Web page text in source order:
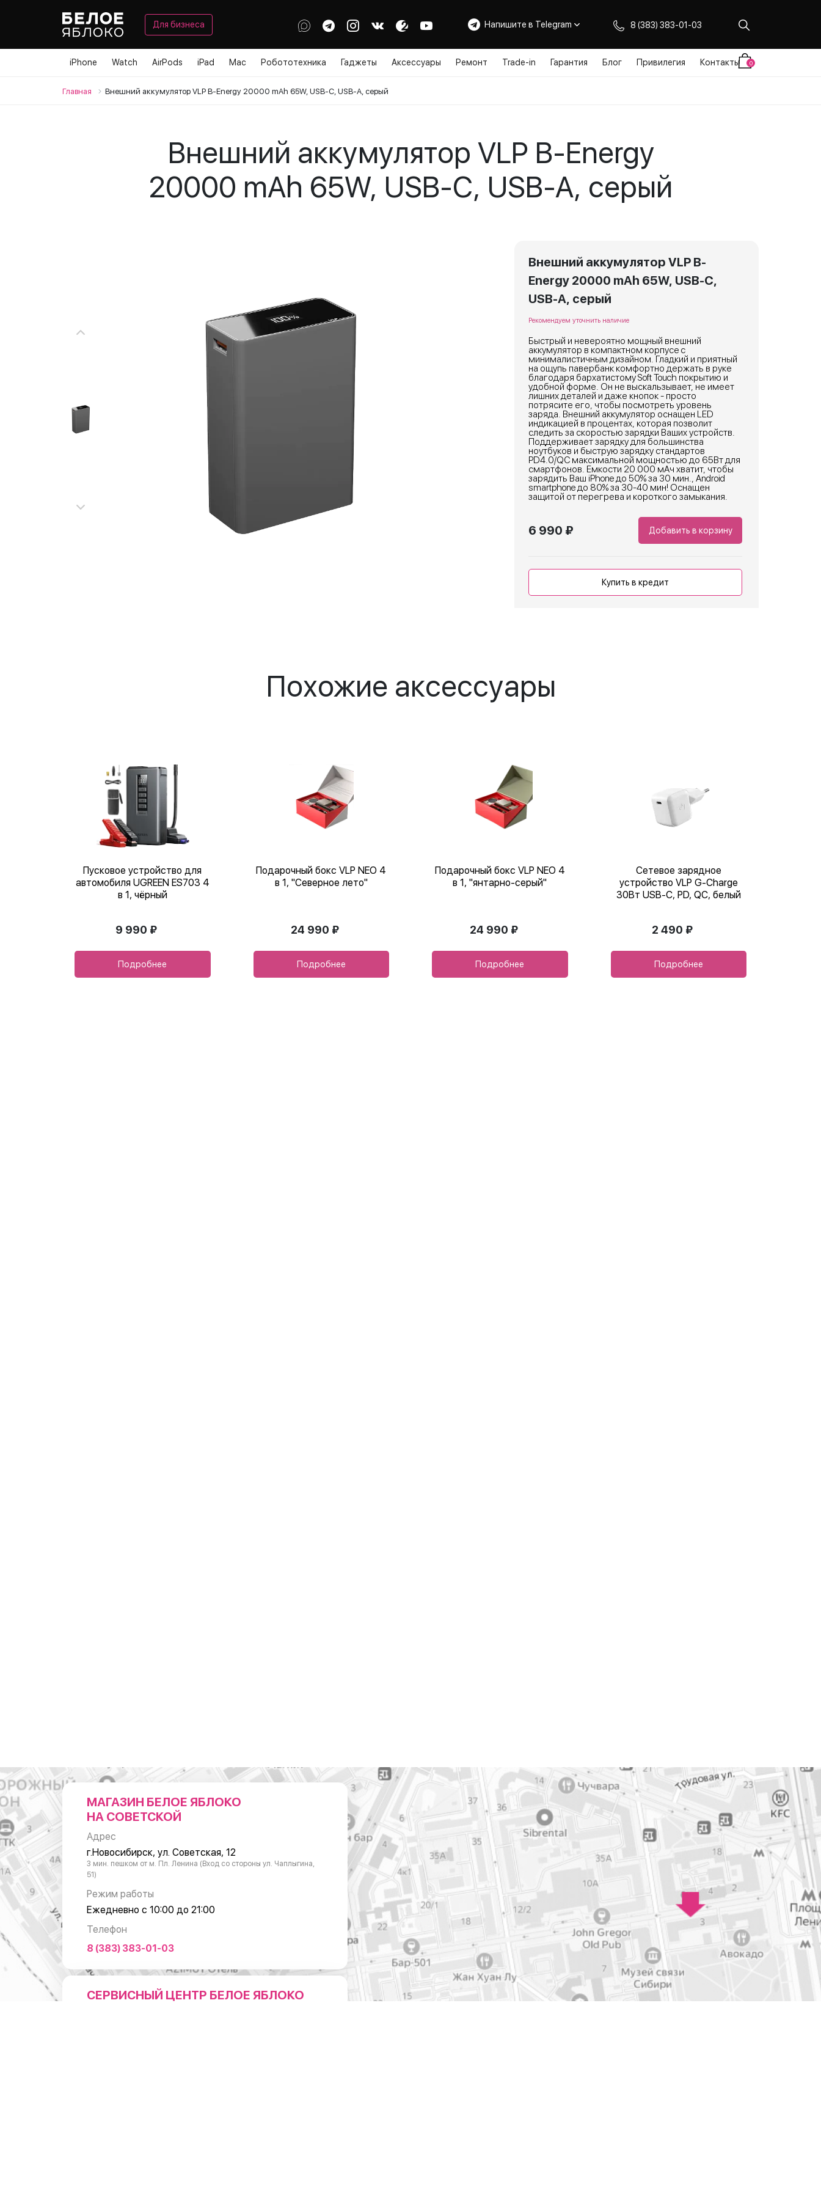
Для бизнеса Напишите в Telegram 8 (383) 383-01-03
iPhone Watch AirPods iPad Mac Робототехника Гаджеты Аксессуары Ремонт Trade-in Гарантия Блог Привилегия Контакты 0
Главная Внешний аккумулятор VLP B-Energy 20000 mAh 65W, USB-C, USB-A, серый
Внешний аккумулятор VLP B-Energy
20000 mAh 65W, USB-C, USB-A, серый
Внешний аккумулятор VLP B-
Energy 20000 mAh 65W, USB-C,
USB-A, серый
Рекомендуем уточнить наличие
Быстрый и невероятно мощный внешний
аккумулятор в компактном корпусе c
минималистичным дизайном. Гладкий и приятный
на ощупь павербанк комфортно держать в руке
благодаря бархатистому Soft Touch покрытию и
удобной форме. Он не выскальзывает, не имеет
лишних деталей и даже кнопок - просто
потрясите его, чтобы посмотреть уровень
заряда. Внешний аккумулятор оснащен LED
индикацией в процентах, которая позволит
следить за скоростью зарядки Ваших устройств.
Поддерживает зарядку для большинства
ноутбуков и быструю зарядку стандартов
PD4.0/QC максимальной мощностью до 65Вт для
смартфонов. Емкости 20 000 мАч хватит, чтобы
зарядить Ваш iPhone до 50% за 30 мин., Android
smartphone до 80% за 30-40 мин! Оснащен
защитой от перегрева и короткого замыкания.
6 990 ₽ Добавить в корзину
Купить в кредит
Похожие аксессуары
Пусковое устройство для
автомобиля UGREEN ES703 4
в 1, чёрный
9 990 ₽
Подробнее
Подарочный бокс VLP NEO 4
в 1, "Северное лето"
24 990 ₽
Подробнее
Подарочный бокс VLP NEO 4
в 1, "янтарно-серый"
24 990 ₽
Подробнее
Сетевое зарядное
устройство VLP G-Charge
30Вт USB-C, PD, QC, белый
2 490 ₽
Подробнее
МАГАЗИН БЕЛОЕ ЯБЛОКО
НА СОВЕТСКОЙ
Адрес
г.Новосибирск, ул. Советская, 12
3 мин. пешком от м. Пл. Ленина (Вход со стороны ул. Чаплыгина,
51)
Режим работы
Ежедневно с 10:00 до 21:00
Телефон
8 (383) 383-01-03
СЕРВИСНЫЙ ЦЕНТР БЕЛОЕ ЯБЛОКО